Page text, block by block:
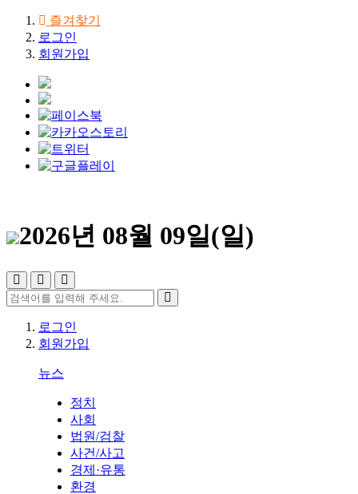
즐겨찾기
로그인
회원가입
2026년 08월 09일(일)
로그인
회원가입
뉴스
정치
사회
법원/검찰
사건/사고
경제·유통
환경